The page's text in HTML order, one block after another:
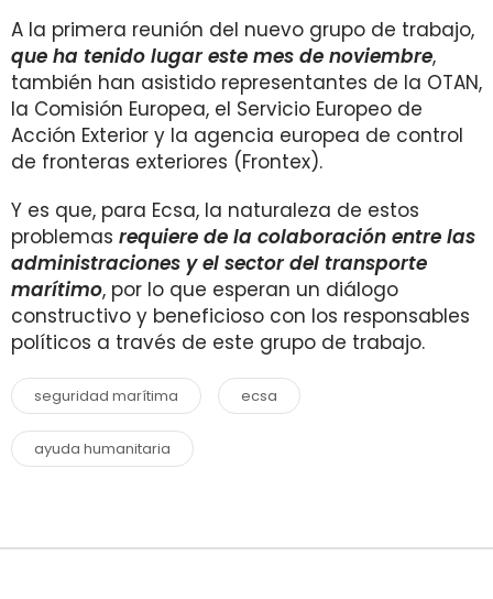
A la primera reunión del nuevo grupo de trabajo,
que ha tenido lugar este mes de noviembre,
también han asistido representantes de la OTAN,
la Comisión Europea, el Servicio Europeo de
Acción Exterior y la agencia europea de control
de fronteras exteriores (Frontex).
Y es que, para Ecsa, la naturaleza de estos
problemas requiere de la colaboración entre las
administraciones y el sector del transporte
marítimo, por lo que esperan un diálogo
constructivo y beneficioso con los responsables
políticos a través de este grupo de trabajo.
seguridad marítima ecsa
ayuda humanitaria